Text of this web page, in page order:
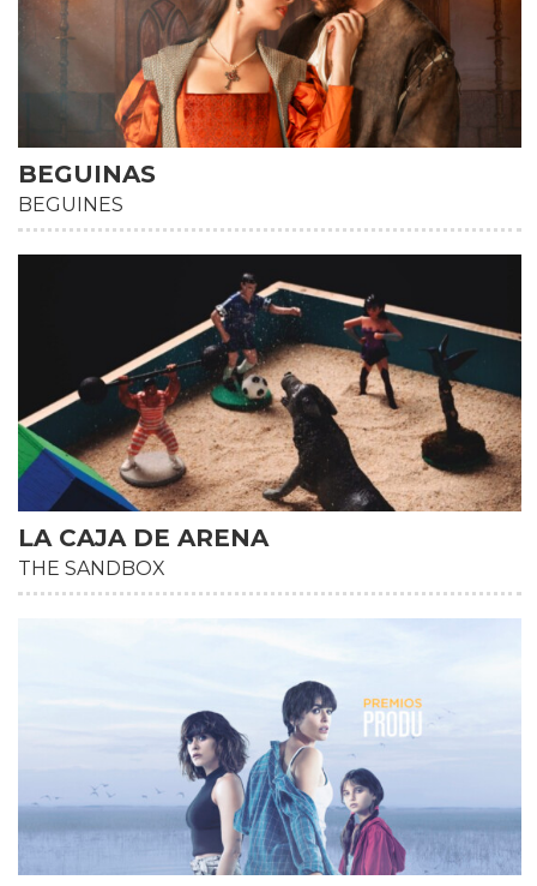
HD
BEGUINAS
BEGUINES
LA CAJA DE ARENA
THE SANDBOX